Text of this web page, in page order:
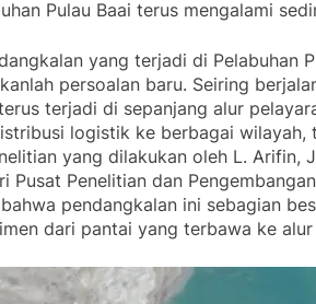
Pulau Baai terus mengalami
yang terjadi di Pelabuhan
persoalan baru. Seiring
terjadi di sepanjang alur
logistik ke berbagai wilayah,
yang dilakukan oleh L. Arifin,
Pusat Penelitian dan
pendangkalan ini sebagian
dari pantai yang terbawa ke